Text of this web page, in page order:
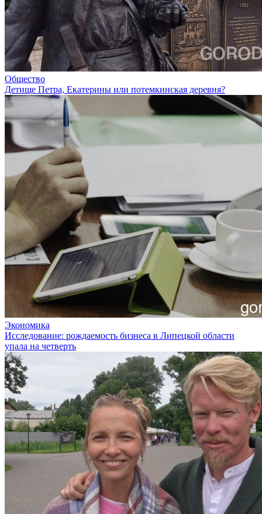
Общество
Детище Петра, Екатерины или потемкинская деревня?
Экономика
Исследование: рождаемость бизнеса в Липецкой области
упала на четверть